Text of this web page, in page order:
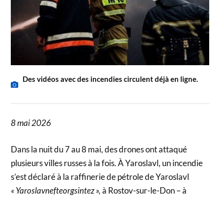
Des vidéos avec des incendies circulent déjà en ligne.
8 mai 2026
Dans la nuit du 7 au 8 mai, des drones ont attaqué
plusieurs villes russes à la fois. À Yaroslavl, un incendie
s’est déclaré à la raffinerie de pétrole de Yaroslavl
« Yaroslavnefteorgsintez »,à Rostov-sur-le-Don – à